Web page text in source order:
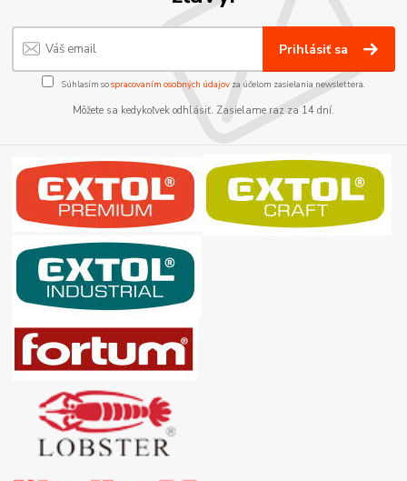
Prihlásiť sa
Súhlasím sospracovaním osobných údajov za účelom zasielania newslettera.
Môžete sa kedykoľvek odhlásiť. Zasielame raz za 14 dní.